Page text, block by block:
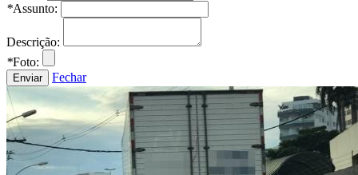
*Assunto:
Descrição:
*Foto:
Fechar